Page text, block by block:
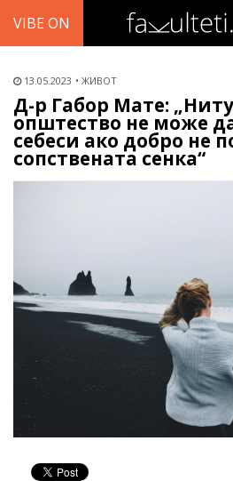
VIBE ON
13.05.2023 ЖИВОТ
Д-р Габор Мате:
општество не може
себеси ако добро не
сопствената сенка“